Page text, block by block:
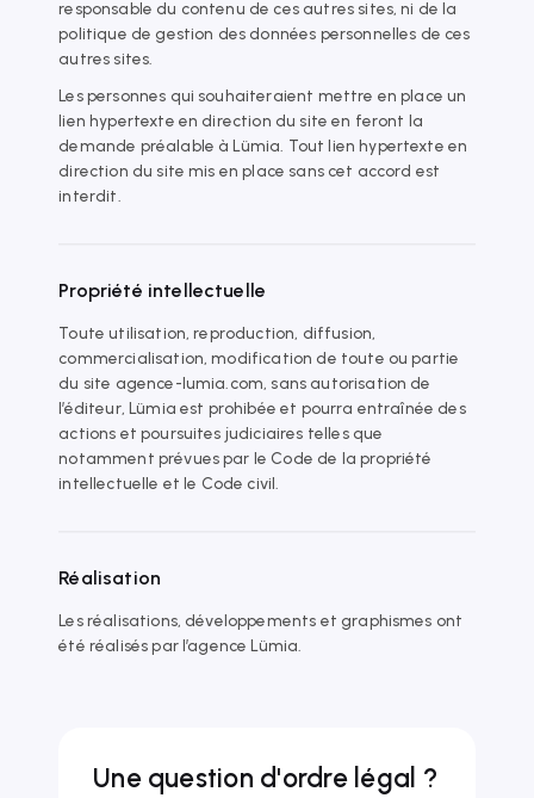
responsable du contenu de ces autres sites, ni de la
politique de gestion des données personnelles de ces
autres sites.
Les personnes qui souhaiteraient mettre en place un
lien hypertexte en direction du site en feront la
demande préalable à Lümia. Tout lien hypertexte en
direction du site mis en place sans cet accord est
interdit.
Propriété intellectuelle
Toute utilisation, reproduction, diffusion,
commercialisation, modification de toute ou partie
du site agence-lumia.com, sans autorisation de
l’éditeur, Lümia est prohibée et pourra entraînée des
actions et poursuites judiciaires telles que
notamment prévues par le Code de la propriété
intellectuelle et le Code civil.
Réalisation
Les réalisations, développements et graphismes ont
été réalisés par l’agence Lümia.
Une question d'ordre légal ?